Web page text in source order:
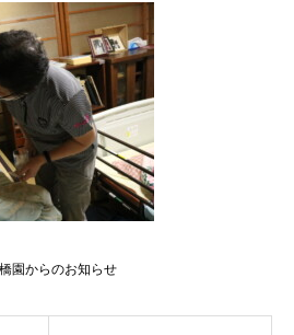
園からのお知らせ